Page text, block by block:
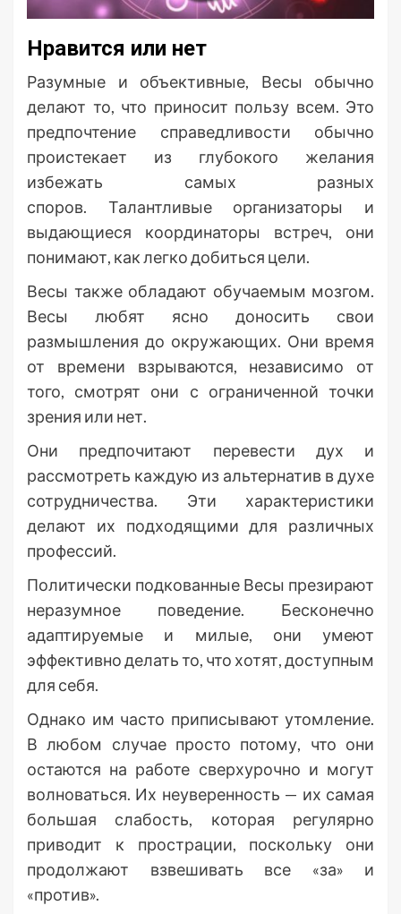
Нравится или нет
Разумные и объективные, Весы обычно
делают то, что приносит пользу всем. Это
предпочтение справедливости обычно
проистекает из глубокого желания
избежать самых разных
споров. Талантливые организаторы и
выдающиеся координаторы встреч, они
понимают, как легко добиться цели.
Весы также обладают обучаемым мозгом.
Весы любят ясно доносить свои
размышления до окружающих. Они время
от времени взрываются, независимо от
того, смотрят они с ограниченной точки
зрения или нет.
Они предпочитают перевести дух и
рассмотреть каждую из альтернатив в духе
сотрудничества. Эти характеристики
делают их подходящими для различных
профессий.
Политически подкованные Весы презирают
неразумное поведение. Бесконечно
адаптируемые и милые, они умеют
эффективно делать то, что хотят, доступным
для себя.
Однако им часто приписывают утомление.
В любом случае просто потому, что они
остаются на работе сверхурочно и могут
волноваться. Их неуверенность — их самая
большая слабость, которая регулярно
приводит к прострации, поскольку они
продолжают взвешивать все «за» и
«против».